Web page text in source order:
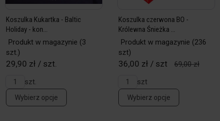
Koszulka Kukartka - Baltic
Holiday - kon...
Produkt w magazynie (3
szt.)
29,90 zł / szt.
szt.
Wybierz opcje
Koszulka czerwona BO -
Królewna Śnieżka ...
Produkt w magazynie (236
szt)
36,00 zł / szt
69,00 zł
szt
Wybierz opcje